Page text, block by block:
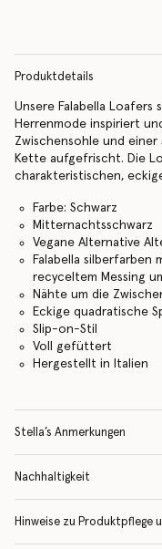
Produktdetails
Unsere Falabella Loafers
Herrenmode inspiriert
Zwischensohle und einer
Kette aufgefrischt. Die
charakteristischen,
Farbe: Schwarz
Mitternachtsschwarz
Vegane Alternative
Falabella silberfarben
recyceltem Messing
Nähte um die
Eckige quadratische
Slip-on-Stil
Voll gefüttert
Hergestellt in Italien
Stella’s Anmerkungen
Nachhaltigkeit
Hinweise zu Produktpflege